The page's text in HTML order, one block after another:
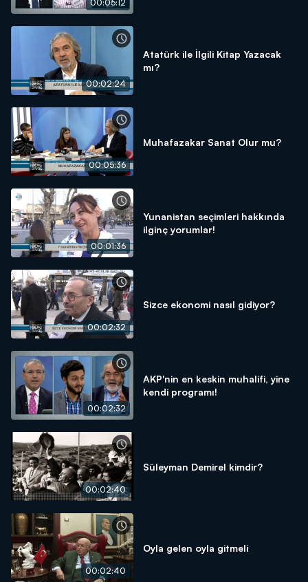
00:05:12
00:02:24
Atatürk ile İlgili Kitap Yazacak
mı?
00:05:36
Muhafazakar Sanat Olur mu?
00:01:36
Yunanistan seçimleri hakkında
ilginç yorumlar!
00:02:32
Sizce ekonomi nasıl gidiyor?
00:02:32
AKP'nin en keskin muhalifi, yine
kendi programı!
00:02:40
Süleyman Demirel kimdir?
00:02:40
Oyla gelen oyla gitmeli